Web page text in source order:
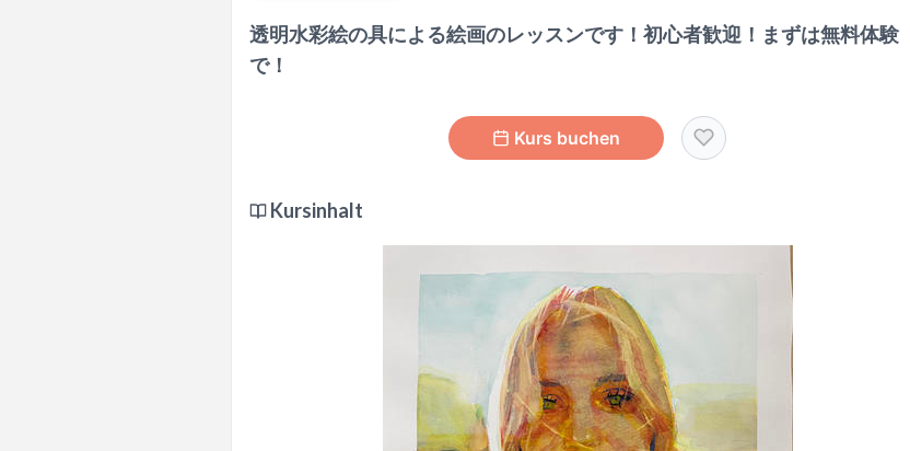
透明水彩絵の具による絵画のレッスンです！初心者歓迎！まずは無料体験
で！
Kurs buchen
Kursinhalt